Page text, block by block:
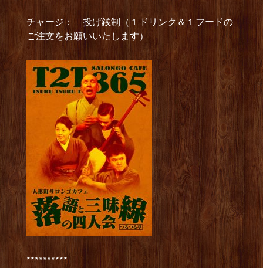
チャージ： 投げ銭制（１ドリンク＆１フードの
ご注文をお願いいたします）
**********